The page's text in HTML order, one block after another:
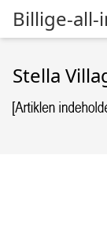
Billige-all-
Stella